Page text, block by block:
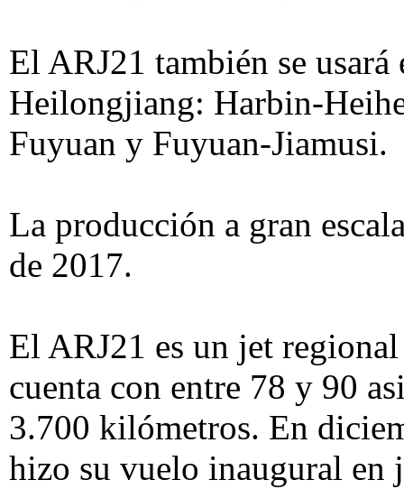
El ARJ21 también se usará
Heilongjiang: Harbin-
Fuyuan y Fuyuan-Jiamusi.
La producción a gran
de 2017.
El ARJ21 es un jet
cuenta con entre 78 y 90
3.700 kilómetros. En
hizo su vuelo inaugural en